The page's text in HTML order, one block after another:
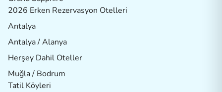
2026 Erken Rezervasyon Otelleri
Antalya
Antalya / Alanya
Herşey Dahil Oteller
Muğla / Bodrum
Tatil Köyleri